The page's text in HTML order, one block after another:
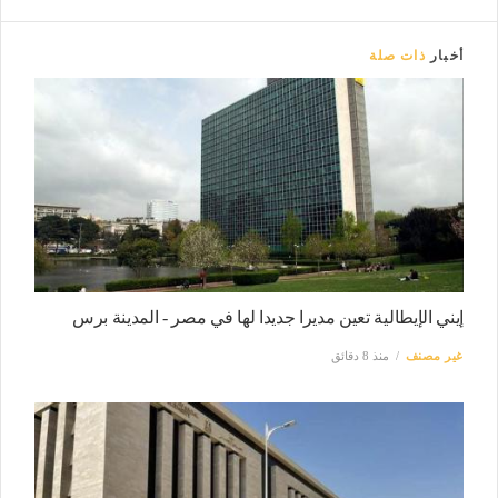
أخبار ذات صلة
إيني الإيطالية تعين مديرا جديدا لها في مصر - المدينة برس
غير مصنف منذ 8 دقائق